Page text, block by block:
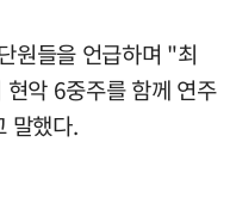
원들을 언급하며 "최
악 6중주를 함께 연주
말했다.